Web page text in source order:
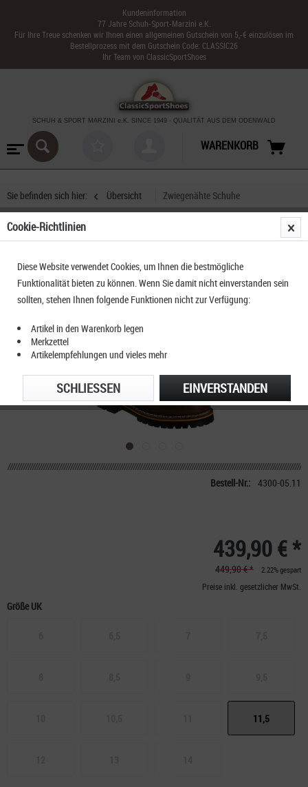
Kundeninformation
77 Jahre Schuh-Sport-Marzini e.K.
Für Ihre Treue schenken wir Ihnen einen allgemeinen Gutschein von 5,-€ einzulösen im
Bestellprozess mit dem Gutschein Code: CLASSIC26
Ihr Team von ClassicSportShoes
SCHUH & SPORT MARZINI e.K. SINCE 1949 - QUALITÄT AUS DEM ODENWALD
WARENKORB
Sie befinden sich hier: Übersicht Zwiegenähte Schuhe
Bestell-Nr.: 4300-05.11
439,90 € *
449,90 € * 2.22% gespart
Preise inkl. gesetzlicher MwSt.
Größe UK
11,5
Cookie-Richtlinien
Diese Website verwendet Cookies, um Ihnen die bestmögliche
Funktionalität bieten zu können. Wenn Sie damit nicht einverstanden sein
sollten, stehen Ihnen folgende Funktionen nicht zur Verfügung:
Artikel in den Warenkorb legen
Merkzettel
Artikelempfehlungen und vieles mehr
EINVERSTANDEN
SCHLIESSEN